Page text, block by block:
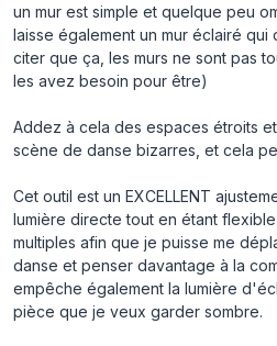
un mur est simple et quelque peu
laisse également un mur éclairé qui
citer que ça, les murs ne sont pas
les avez besoin pour être)
Addez à cela des espaces étroits
scène de danse bizarres, et cela
Cet outil est un EXCELLENT
lumière directe tout en étant
multiples afin que je puisse me
danse et penser davantage à la
empêche également la lumière
pièce que je veux garder sombre.